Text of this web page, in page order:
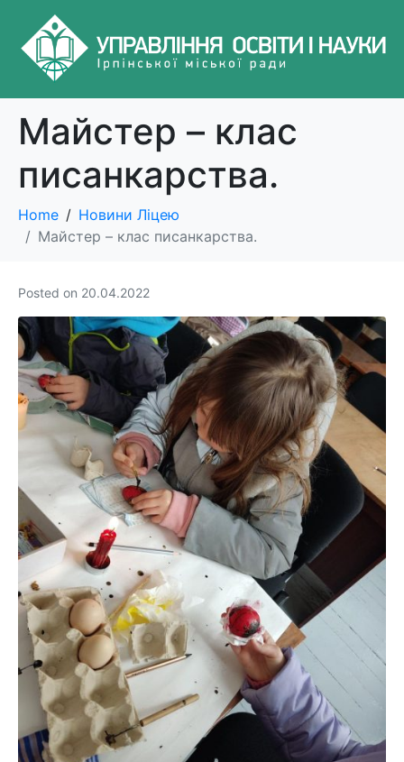
Майстер – клас
писанкарства.
Home
Новини Ліцею
Майстер – клас писанкарства.
Posted on 20.04.2022